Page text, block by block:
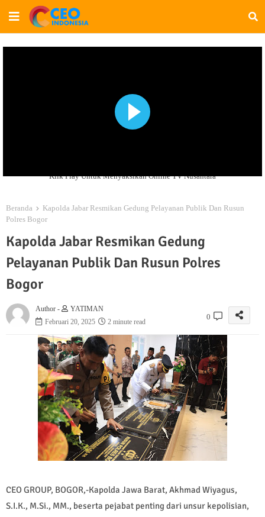
Klik Play Untuk Menyaksikan Online TV Nusantara
Beranda
Kapolda Jabar Resmikan Gedung Pelayanan Publik Dan Rusun
Polres Bogor
Kapolda Jabar Resmikan Gedung
Pelayanan Publik Dan Rusun Polres
Bogor
Author -
YATIMAN
Februari 20, 2025
2 minute read
0
CEO GROUP, BOGOR,-Kapolda Jawa Barat, Akhmad Wiyagus,
S.I.K., M.Si., MM., beserta pejabat penting dari unsur kepolisian,